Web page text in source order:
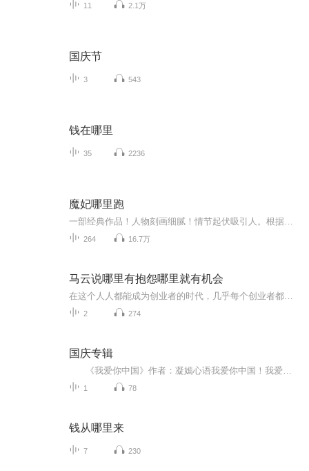
11 2.1万
国庆节
3 543
钱在哪里
35 2236
魔妃哪里跑
264 16.7万
马云说哪里有抱怨哪里就有机会
2 274
国庆专辑
1 78
钱从哪里来
7 230